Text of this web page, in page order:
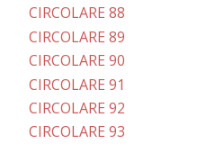
CIRCOLARE 88
CIRCOLARE 89
CIRCOLARE 90
CIRCOLARE 91
CIRCOLARE 92
CIRCOLARE 93